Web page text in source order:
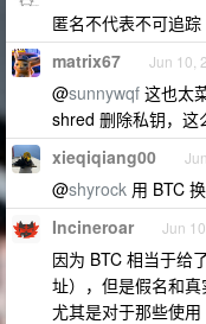
匿名不代表不可追踪
matrix67 Jun 10,
@sunnywqf 这也太
shred 删除私钥，这
xieqiqiang00
@shyrock 用 BTC
Incineroar Jun
因为 BTC 相当于给
址），但是假名和真
尤其是对于那些使